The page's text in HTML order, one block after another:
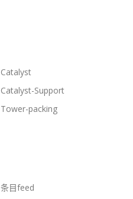
Catalyst
Catalyst-Support
Tower-packing
条目feed